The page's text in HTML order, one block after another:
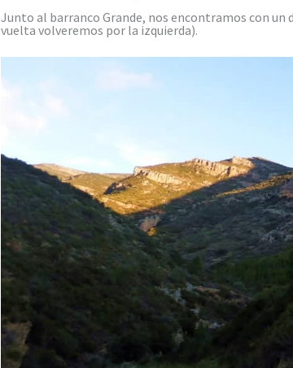
Junto al barranco Grande, nos encontramos con un
vuelta volveremos por la izquierda).